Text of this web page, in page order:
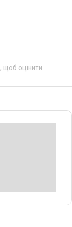
, щоб оцінити